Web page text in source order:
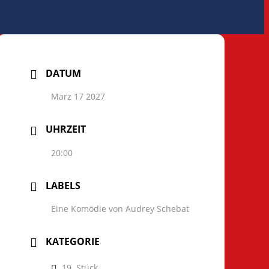
DATUM
März 17 2027
UHRZEIT
20:00
LABELS
Eine Komödie von Audrey Schebat
KATEGORIE